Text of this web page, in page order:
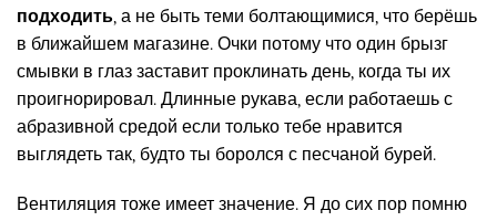
подходить , а не быть теми болтающимися, что берёшь
в ближайшем магазине. Очки потому что один брызг
смывки в глаз заставит проклинать день, когда ты их
проигнорировал. Длинные рукава, если работаешь с
абразивной средой если только тебе нравится
выглядеть так, будто ты боролся с песчаной бурей.
Вентиляция тоже имеет значение. Я до сих пор помню